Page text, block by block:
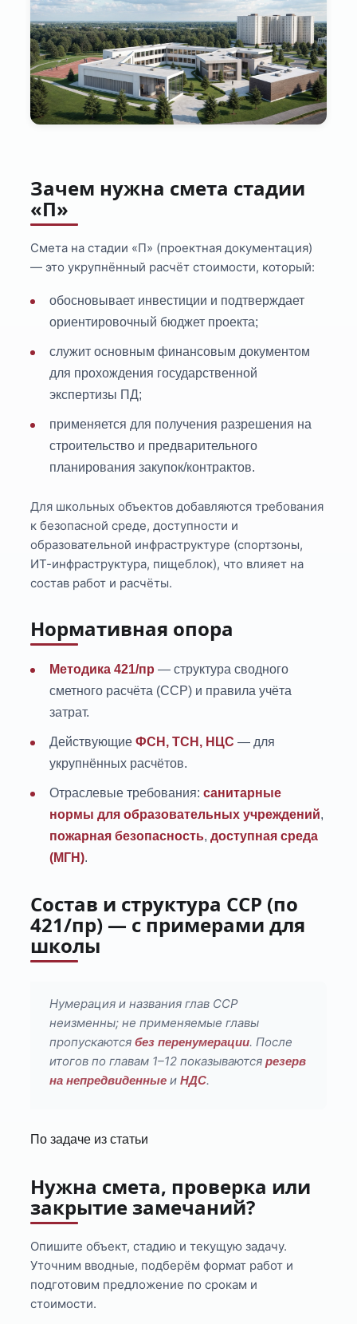
Зачем нужна смета стадии
«П»
Смета на стадии «П» (проектная документация)
— это укрупнённый расчёт стоимости, который:
обосновывает инвестиции и подтверждает
ориентировочный бюджет проекта;
служит основным финансовым документом
для прохождения государственной
экспертизы ПД;
применяется для получения разрешения на
строительство и предварительного
планирования закупок/контрактов.
Для школьных объектов добавляются требования
к безопасной среде, доступности и
образовательной инфраструктуре (спортзоны,
ИТ-инфраструктура, пищеблок), что влияет на
состав работ и расчёты.
Нормативная опора
Методика 421/пр — структура сводного
сметного расчёта (ССР) и правила учёта
затрат.
ДействующиеФСН, ТСН, НЦС — для
укрупнённых расчётов.
Отраслевые требования:санитарные
нормы для образовательных учреждений,
пожарная безопасность,доступная среда
(МГН).
Состав и структура ССР (по
421/пр) — с примерами для
школы
Нумерация и названия глав ССР
неизменны; не применяемые главы
пропускаютсябез перенумерации. После
итогов по главам 1–12 показываютсярезерв
на непредвиденные иНДС.
По задаче из статьи
Нужна смета, проверка или
закрытие замечаний?
Опишите объект, стадию и текущую задачу.
Уточним вводные, подберём формат работ и
подготовим предложение по срокам и
стоимости.